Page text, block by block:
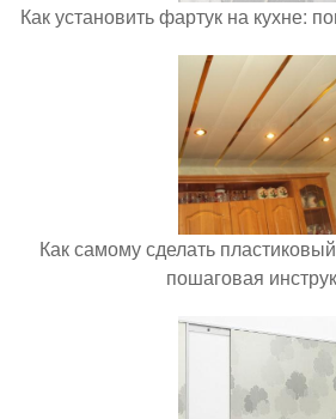
Как установить фартук на кухне:
Как самому сделать
пошаговая